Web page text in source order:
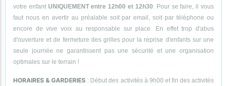
votre enfant UNIQUEMENT entre 12h00 et 12h30. Pour se faire, il vous
faut nous en avertir au préalable soit par email, soit par téléphone ou
encore de vive voix au responsable sur place. En effet trop d'abus
d'ouverture et de fermeture des grilles pour la reprise d'enfants sur une
seule journée ne garantissent pas une sécurité et une organisation
optimales sur le terrain !
HORAIRES & GARDERIES : Début des activités à 9h00 et fin des activités